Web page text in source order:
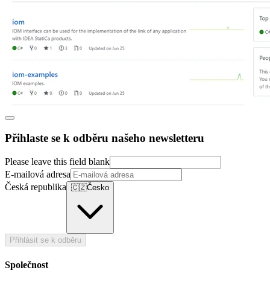
Přihlaste se k odběru našeho newsletteru
Please leave this field blank
E-mailová adresa
Česká republika 🇨🇿Česko
Přihlásit se k odběru
Společnost